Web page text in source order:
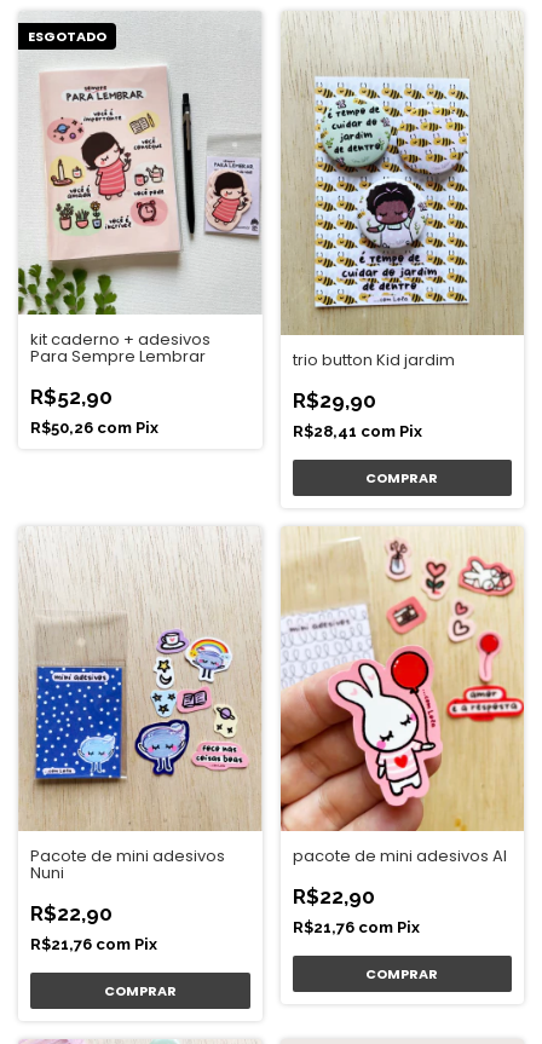
ESGOTADO
kit caderno + adesivos
Para Sempre Lembrar
R$52,90
R$50,26 com Pix
trio button Kid jardim
R$29,90
R$28,41 com Pix
Pacote de mini adesivos
Nuni
R$22,90
R$21,76 com Pix
pacote de mini adesivos Al
R$22,90
R$21,76 com Pix